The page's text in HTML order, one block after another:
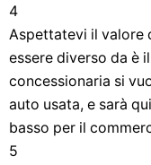
4
Aspettatevi il valore
essere diverso da è
concessionaria si
auto usata, e sarà
basso per il
5